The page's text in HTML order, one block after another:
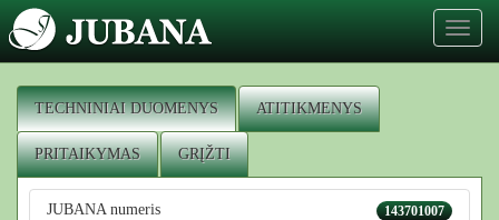
Toggle
TECHNINIAI DUOMENYS ATITIKMENYS
PRITAIKYMAS GRĮŽTI
143701007
JUBANA numeris